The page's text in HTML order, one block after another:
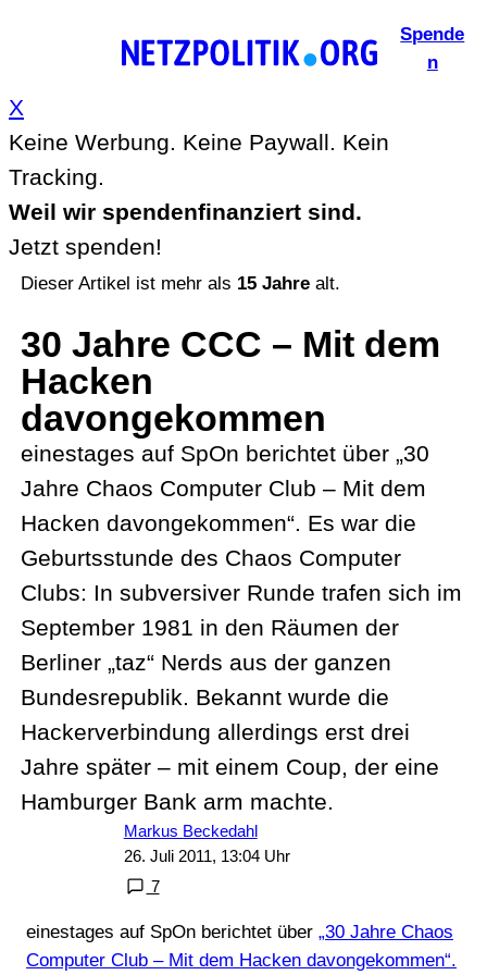
springen
Spende
n
X
Keine Werbung. Keine Paywall. Kein
Tracking.
Weil wir spendenfinanziert sind.
Jetzt spenden!
Dieser Artikel ist mehr als 15 Jahrealt.
30 Jahre CCC – Mit dem
Hacken
davongekommen
einestages auf SpOn berichtet über „30
Jahre Chaos Computer Club – Mit dem
Hacken davongekommen“. Es war die
Geburtsstunde des Chaos Computer
Clubs: In subversiver Runde trafen sich im
September 1981 in den Räumen der
Berliner „taz“ Nerds aus der ganzen
Bundesrepublik. Bekannt wurde die
Hackerverbindung allerdings erst drei
Jahre später – mit einem Coup, der eine
Hamburger Bank arm machte.
Markus Beckedahl
26. Juli 2011, 13:04 Uhr
7
einestages auf SpOn berichtet über „30 Jahre Chaos
Computer Club – Mit dem Hacken davongekommen“.